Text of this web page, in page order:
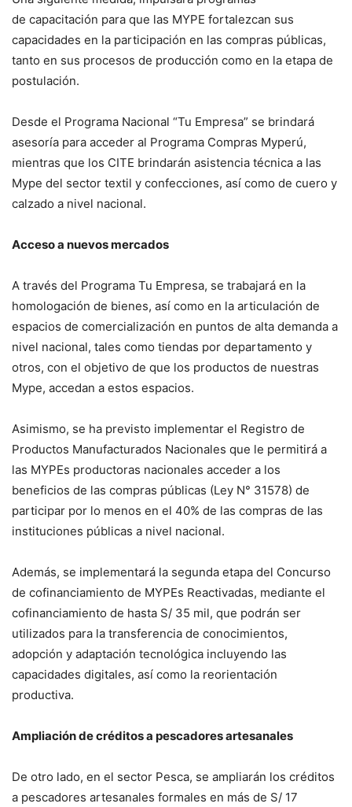
de capacitación para que las MYPE fortalezcan sus
capacidades en la participación en las compras públicas,
tanto en sus procesos de producción como en la etapa de
postulación.
Desde el Programa Nacional “Tu Empresa” se brindará
asesoría para acceder al Programa Compras Myperú,
mientras que los CITE brindarán asistencia técnica a las
Mype del sector textil y confecciones, así como de cuero y
calzado a nivel nacional.
Acceso a nuevos mercados
A través del Programa Tu Empresa, se trabajará en la
homologación de bienes, así como en la articulación de
espacios de comercialización en puntos de alta demanda a
nivel nacional, tales como tiendas por departamento y
otros, con el objetivo de que los productos de nuestras
Mype, accedan a estos espacios.
Asimismo, se ha previsto implementar el Registro de
Productos Manufacturados Nacionales que le permitirá a
las MYPEs productoras nacionales acceder a los
beneficios de las compras públicas (Ley N° 31578) de
participar por lo menos en el 40% de las compras de las
instituciones públicas a nivel nacional.
Además, se implementará la segunda etapa del Concurso
de cofinanciamiento de MYPEs Reactivadas, mediante el
cofinanciamiento de hasta S/ 35 mil, que podrán ser
utilizados para la transferencia de conocimientos,
adopción y adaptación tecnológica incluyendo las
capacidades digitales, así como la reorientación
productiva.
Ampliación de créditos a pescadores artesanales
De otro lado, en el sector Pesca, se ampliarán los créditos
a pescadores artesanales formales en más de S/ 17